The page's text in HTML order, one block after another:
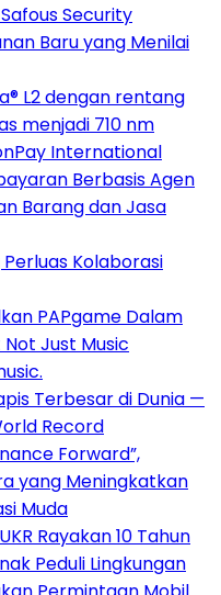
Security
Baru yang Menilai
L2 dengan rentang
menjadi 710 nm
International
Berbasis Agen
Barang dan Jasa
Kolaborasi
PAPgame Dalam
Just Music
Terbesar di Dunia —
Record
Forward”,
yang Meningkatkan
Muda
Rayakan 10 Tahun
Peduli Lingkungan